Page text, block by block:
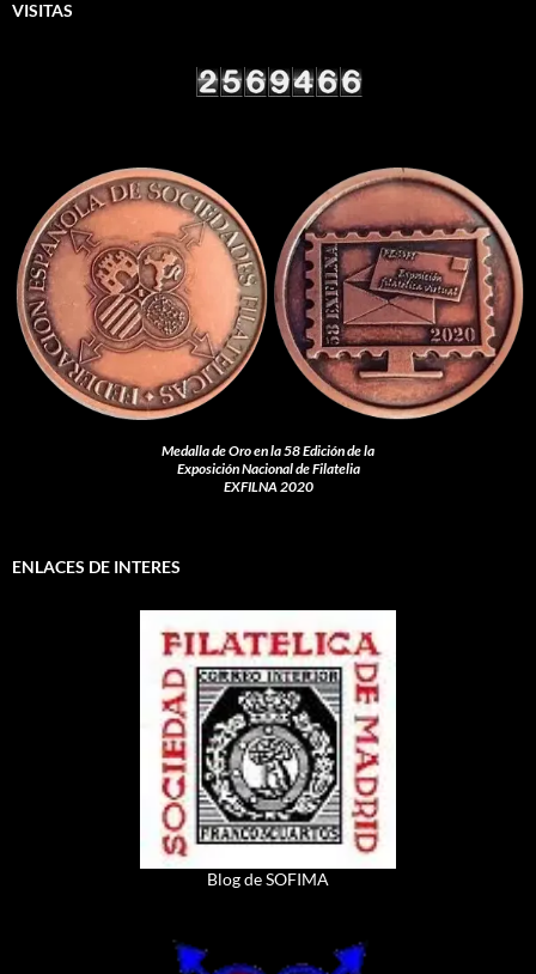
VISITAS
Medalla de Oro en la 58 Edición de la
Exposición Nacional de Filatelia
EXFILNA 2020
ENLACES DE INTERES
Blog de SOFIMA